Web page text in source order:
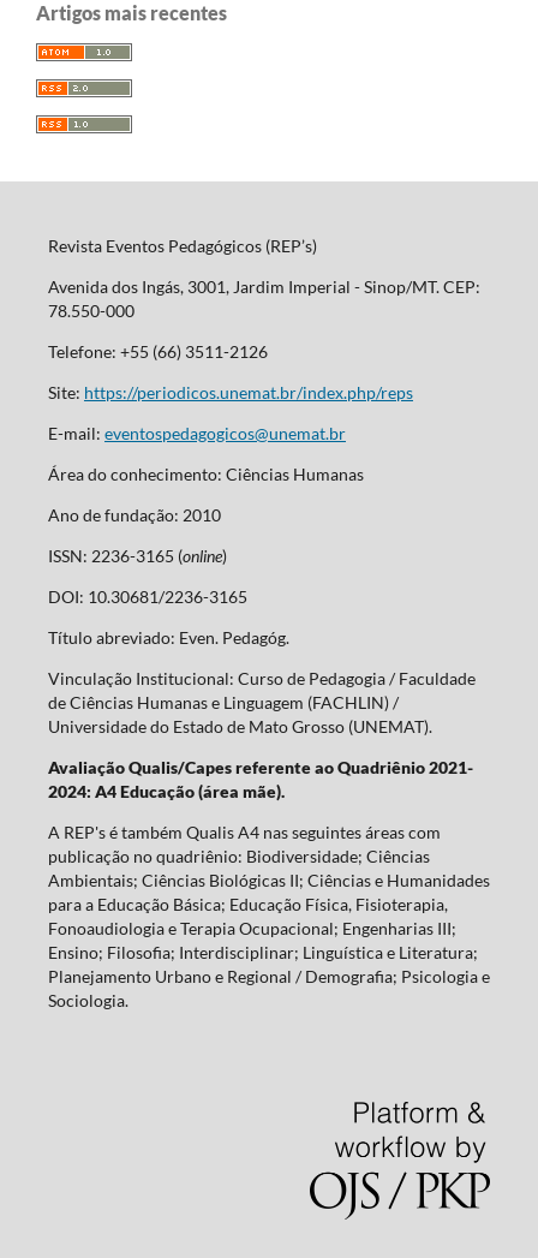
Artigos mais recentes
Revista Eventos Pedagógicos (REP’s)
Avenida dos Ingás, 3001, Jardim Imperial - Sinop/MT. CEP:
78.550-000
Telefone: +55 (66) 3511-2126
Site: https://periodicos.unemat.br/index.php/reps
E-mail: eventospedagogicos@unemat.br
Área do conhecimento: Ciências Humanas
Ano de fundação: 2010
ISSN: 2236-3165 (online)
DOI: 10.30681/2236-3165
Título abreviado: Even. Pedagóg.
Vinculação Institucional: Curso de Pedagogia / Faculdade
de Ciências Humanas e Linguagem (FACHLIN) /
Universidade do Estado de Mato Grosso (UNEMAT).
Avaliação Qualis/Capes referente ao Quadriênio 2021-
2024: A4 Educação (área mãe).
A REP's é também Qualis A4 nas seguintes áreas com
publicação no quadriênio: Biodiversidade; Ciências
Ambientais; Ciências Biológicas II; Ciências e Humanidades
para a Educação Básica; Educação Física, Fisioterapia,
Fonoaudiologia e Terapia Ocupacional; Engenharias III;
Ensino; Filosofia; Interdisciplinar; Linguística e Literatura;
Planejamento Urbano e Regional / Demografia; Psicologia e
Sociologia.